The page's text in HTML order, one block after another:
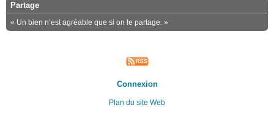
Partage
« Un bien n’est agréable que si on le partage. »
Connexion
Plan du site Web